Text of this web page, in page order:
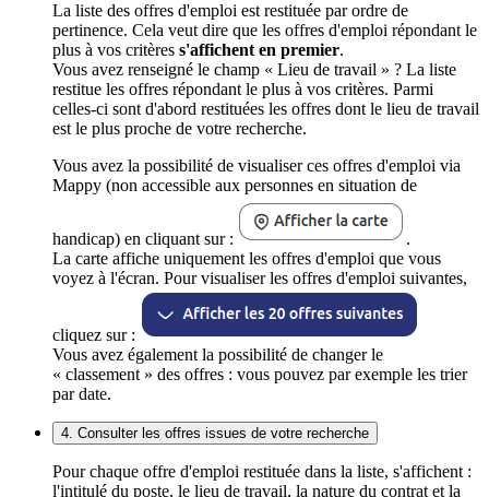
La liste des offres d'emploi est restituée par ordre de
pertinence. Cela veut dire que les offres d'emploi répondant le
plus à vos critères s'affichent en premier.
Vous avez renseigné le champ « Lieu de travail » ? La liste
restitue les offres répondant le plus à vos critères. Parmi
celles-ci sont d'abord restituées les offres dont le lieu de travail
est le plus proche de votre recherche.
Vous avez la possibilité de visualiser ces offres d'emploi via
Mappy (non accessible aux personnes en situation de
handicap) en cliquant sur :
.
La carte affiche uniquement les offres d'emploi que vous
voyez à l'écran. Pour visualiser les offres d'emploi suivantes,
cliquez sur :
Vous avez également la possibilité de changer le
« classement » des offres : vous pouvez par exemple les trier
par date.
4. Consulter les offres issues de votre recherche
Pour chaque offre d'emploi restituée dans la liste, s'affichent :
l'intitulé du poste, le lieu de travail, la nature du contrat et la